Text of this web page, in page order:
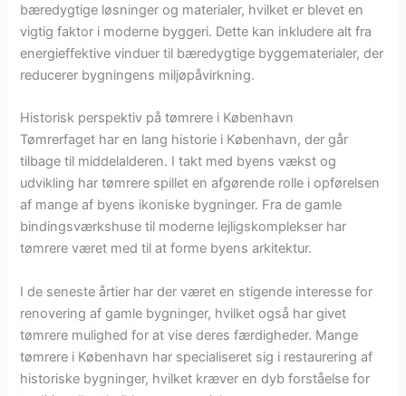
bæredygtige løsninger og materialer, hvilket er blevet en
vigtig faktor i moderne byggeri. Dette kan inkludere alt fra
energieffektive vinduer til bæredygtige byggematerialer, der
reducerer bygningens miljøpåvirkning.
Historisk perspektiv på tømrere i København
Tømrerfaget har en lang historie i København, der går
tilbage til middelalderen. I takt med byens vækst og
udvikling har tømrere spillet en afgørende rolle i opførelsen
af mange af byens ikoniske bygninger. Fra de gamle
bindingsværkshuse til moderne lejligskomplekser har
tømrere været med til at forme byens arkitektur.
I de seneste årtier har der været en stigende interesse for
renovering af gamle bygninger, hvilket også har givet
tømrere mulighed for at vise deres færdigheder. Mange
tømrere i København har specialiseret sig i restaurering af
historiske bygninger, hvilket kræver en dyb forståelse for